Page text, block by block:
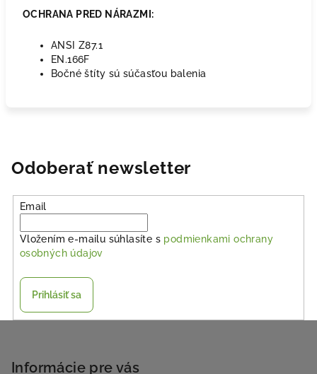
OCHRANA PRED NÁRAZMI:
ANSI Z87.1
EN.166F
Bočné štíty sú súčasťou balenia
Odoberať newsletter
Email
Vložením e-mailu súhlasíte s podmienkami ochrany
osobných údajov
Prihlásiť sa
Informácie pre vás